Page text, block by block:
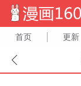
首页 更新